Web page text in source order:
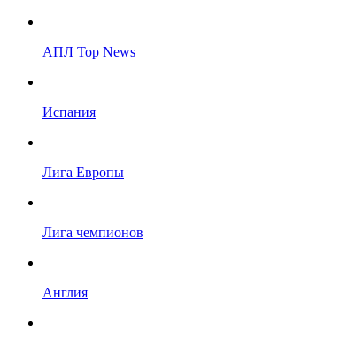
АПЛ Top News
Испания
Лига Европы
Лига чемпионов
Англия